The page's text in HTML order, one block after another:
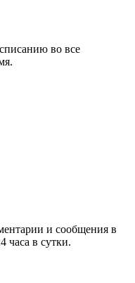
во все
и сообщения в
часа в сутки.